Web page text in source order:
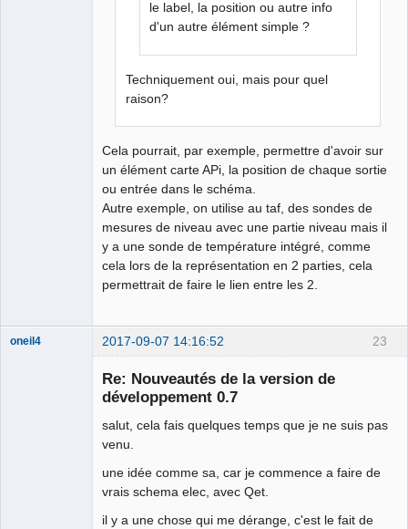
le label, la position ou autre info
d'un autre élément simple ?
Techniquement oui, mais pour quel
raison?
Cela pourrait, par exemple, permettre d'avoir sur
un élément carte APi, la position de chaque sortie
ou entrée dans le schéma.
Autre exemple, on utilise au taf, des sondes de
mesures de niveau avec une partie niveau mais il
y a une sonde de température intégré, comme
cela lors de la représentation en 2 parties, cela
permettrait de faire le lien entre les 2.
23
oneil4 2017-09-07 14:16:52
Re: Nouveautés de la version de
développement 0.7
salut, cela fais quelques temps que je ne suis pas
venu.
une idée comme sa, car je commence a faire de
vrais schema elec, avec Qet.
il y a une chose qui me dérange, c'est le fait de